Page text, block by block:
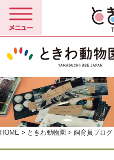
HOME > ときわ動物園 > 飼育員ブログ